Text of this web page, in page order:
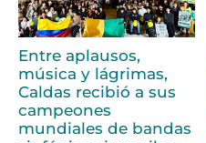
Entre aplausos,
música y lágrimas,
Caldas recibió a sus
campeones
mundiales de bandas